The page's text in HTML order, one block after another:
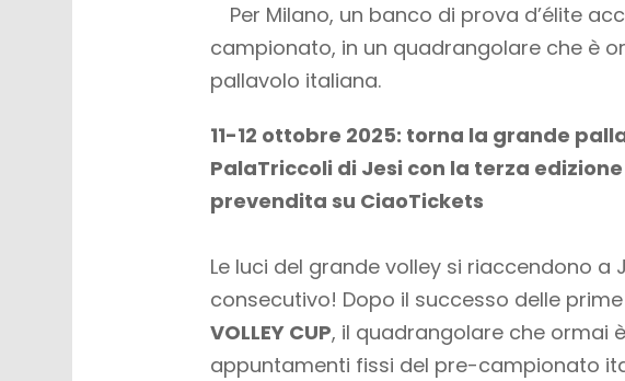
Per Milano, un banco di prova d’élite
campionato, in un quadrangolare che è
pallavolo italiana.
11-12 ottobre 2025: torna la grande
PalaTriccoli di Jesi con la terza edizione
prevendita su CiaoTickets
Le luci del grande volley si riaccendono a
consecutivo! Dopo il successo delle
VOLLEY CUP, il quadrangolare che ormai
appuntamenti fissi del pre-campionato